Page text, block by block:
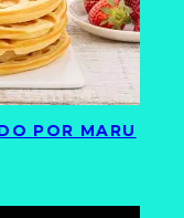
POR MARU